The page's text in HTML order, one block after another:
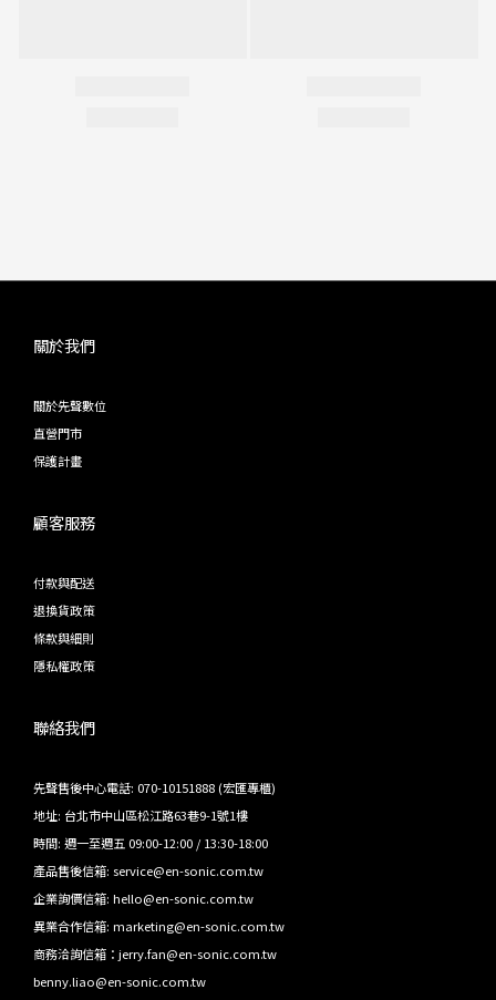
關於我們
關於先聲數位
直營門市
保護計畫
顧客服務
付款與配送
退換貨政策
條款與細則
隱私權政策
聯絡我們
先聲售後中心電話: 070-10151888 (宏匯專櫃)
地址: 台北市中山區松江路63巷9-1號1樓
時間: 週一至週五 09:00-12:00 / 13:30-18:00
產品售後信箱: service@en-sonic.com.tw
企業詢價信箱: hello@en-sonic.com.tw
異業合作信箱: marketing@en-sonic.com.tw
商務洽詢信箱：jerry.fan@en-sonic.com.tw
benny.liao@en-sonic.com.tw